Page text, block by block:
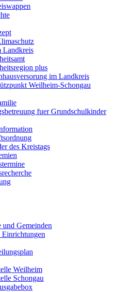
Landkreis
plus
im Landkreis
Weilheim-Schongau
fuer Grundschulkinder
des Kreistags
und Gemeinden
Weilheim
Schongau